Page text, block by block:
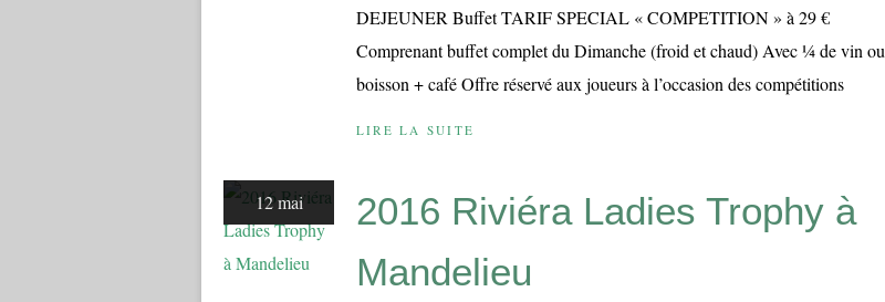
DEJEUNER Buffet TARIF SPECIAL « COMPETITION » à 29 €
Comprenant buffet complet du Dimanche (froid et chaud) Avec ¼ de vin ou
boisson + café Offre réservé aux joueurs à l’occasion des compétitions
LIRE LA SUITE
12 mai
2016 Riviéra Ladies Trophy à
Mandelieu